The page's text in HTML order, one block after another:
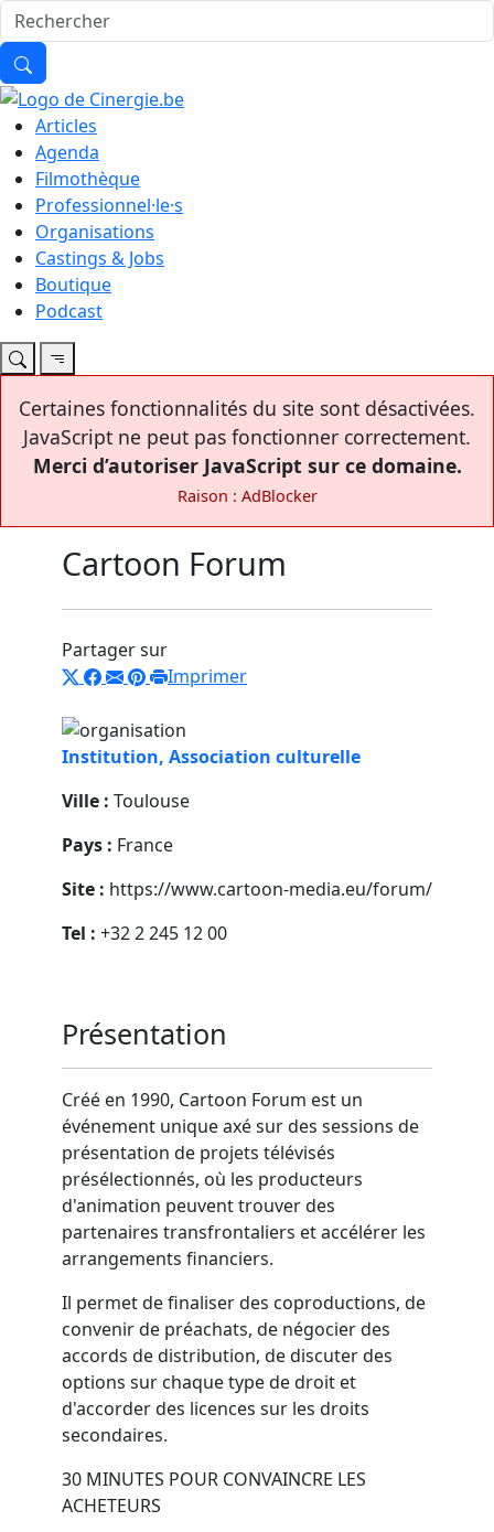
Articles
Agenda
Filmothèque
Professionnel·le·s
Organisations
Castings & Jobs
Boutique
Podcast
Certaines fonctionnalités du site sont désactivées.
JavaScript ne peut pas fonctionner correctement.
Merci d’autoriser JavaScript sur ce domaine.
Raison : AdBlocker
Cartoon Forum
Partager sur
Imprimer
Institution, Association culturelle
Ville : Toulouse
Pays : France
Site : https://www.cartoon-media.eu/forum/
Tel : +32 2 245 12 00
Présentation
Créé en 1990, Cartoon Forum est un
événement unique axé sur des sessions de
présentation de projets télévisés
présélectionnés, où les producteurs
d'animation peuvent trouver des
partenaires transfrontaliers et accélérer les
arrangements financiers.
Il permet de finaliser des coproductions, de
convenir de préachats, de négocier des
accords de distribution, de discuter des
options sur chaque type de droit et
d'accorder des licences sur les droits
secondaires.
30 MINUTES POUR CONVAINCRE LES
ACHETEURS